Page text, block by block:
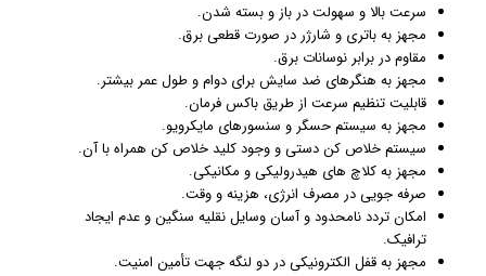
سرعت بالا و سهولت در باز و بسته شدن.
مجهز به باتری و شارژر در صورت قطعی برق.
مقاوم در برابر نوسانات برق.
مجهز به هنگرهای ضد سایش برای دوام و طول عمر بیشتر.
قابلیت تنظیم سرعت از طریق باکس فرمان.
مجهز به سیستم حسگر و سنسورهای مایکرویو.
سیستم خلاص کن دستی و وجود کلید خلاص کن همراه با آن.
مجهز به کلاچ های هیدرولیکی و مکانیکی.
صرفه جویی در مصرف انرژی، هزینه و وقت.
امکان تردد نامحدود و آسان وسایل نقلیه سنگین و عدم ایجاد
ترافیک.
مجهز به قفل الکترونیکی در دو لنگه جهت تأمین امنیت.